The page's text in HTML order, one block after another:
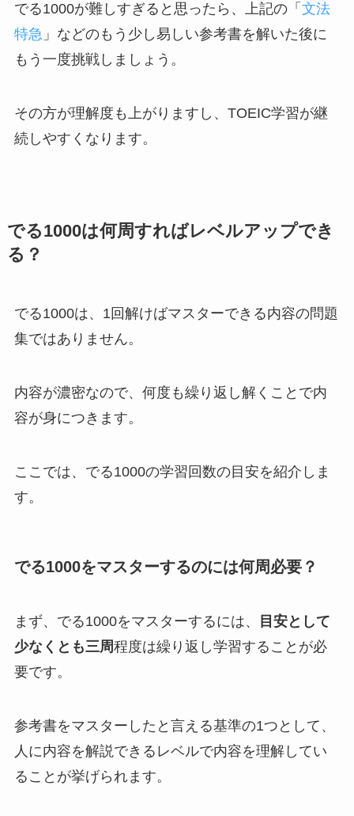
でる1000が難しすぎると思ったら、上記の「 文法
特急 」などのもう少し易しい参考書を解いた後に
もう一度挑戦しましょう。
その方が理解度も上がりますし、TOEIC学習が継
続しやすくなります。
でる1000は何周すればレベルアップでき
る？
でる1000は、1回解けばマスターできる内容の問題
集ではありません。
内容が濃密なので、何度も繰り返し解くことで内
容が身につきます。
ここでは、でる1000の学習回数の目安を紹介しま
す。
でる1000をマスターするのには何周必要？
まず、でる1000をマスターするには、
目安として
少なくとも三周程度は繰り返し学習することが必
要です。
参考書をマスターしたと言える基準の1つとして、
人に内容を解説できるレベルで内容を理解してい
ることが挙げられます。